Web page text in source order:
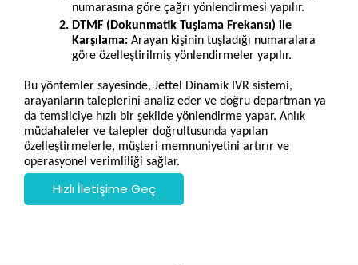
numarasına göre çağrı yönlendirmesi yapılır.
DTMF (Dokunmatik Tuşlama Frekansı) ile
Karşılama: Arayan kişinin tuşladığı numaralara
göre özelleştirilmiş yönlendirmeler yapılır.
Bu yöntemler sayesinde, Jettel Dinamik IVR sistemi,
arayanların taleplerini analiz eder ve doğru departman ya
da temsilciye hızlı bir şekilde yönlendirme yapar. Anlık
müdahaleler ve talepler doğrultusunda yapılan
özelleştirmelerle, müşteri memnuniyetini artırır ve
operasyonel verimliliği sağlar.
Hızlı İletişime Geç